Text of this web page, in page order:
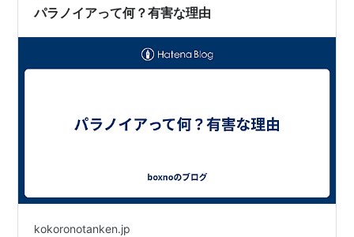
パラノイアって何？有害な理由
kokoronotanken.jp